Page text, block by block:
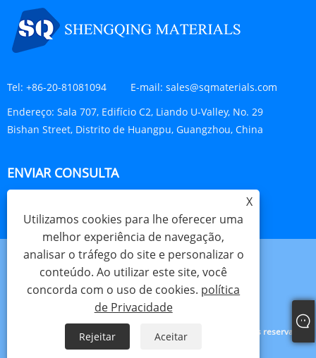
Tel: +86-20-81081094 E-mail: sales@sqmaterials.com
Endereço: Sala 707, Edifício C2, Liando U-Valley, No. 29
Bishan Street, Distrito de Huangpu, Guangzhou, China
ENVIAR CONSULTA
Sitemap XML política de Privacidade
Copyright © 2023 Shengqing Materials Co., Ltd. Todos os direitos reservados.
X
Utilizamos cookies para lhe oferecer uma
melhor experiência de navegação,
analisar o tráfego do site e personalizar o
conteúdo. Ao utilizar este site, você
concorda com o uso de cookies. política
de Privacidade
Rejeitar Aceitar